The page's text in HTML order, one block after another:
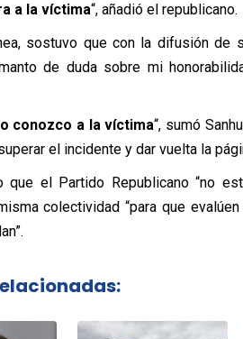
a la víctima“, añadió el republicano.
sostuvo que con la difusión de
de duda sobre mi
conozco a la víctima“, sumó
el incidente y dar vuelta la
que el Partido Republicano “no
colectividad “para que